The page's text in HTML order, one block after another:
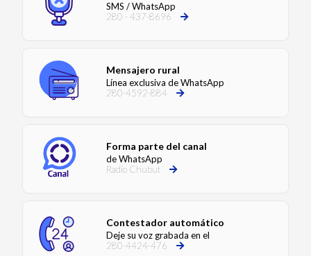
SMS / WhatsApp
280 - 437-8696
Mensajero rural
Línea exclusiva de WhatsApp
280-4592-884
Forma parte del canal
de WhatsApp
Radio Chubut
Contestador automático
Deje su voz grabada en el
280-4424-476